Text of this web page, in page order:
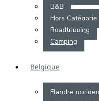
B&B
Hors Catégorie
Roadtripping
Camping
Belgique
Flandre